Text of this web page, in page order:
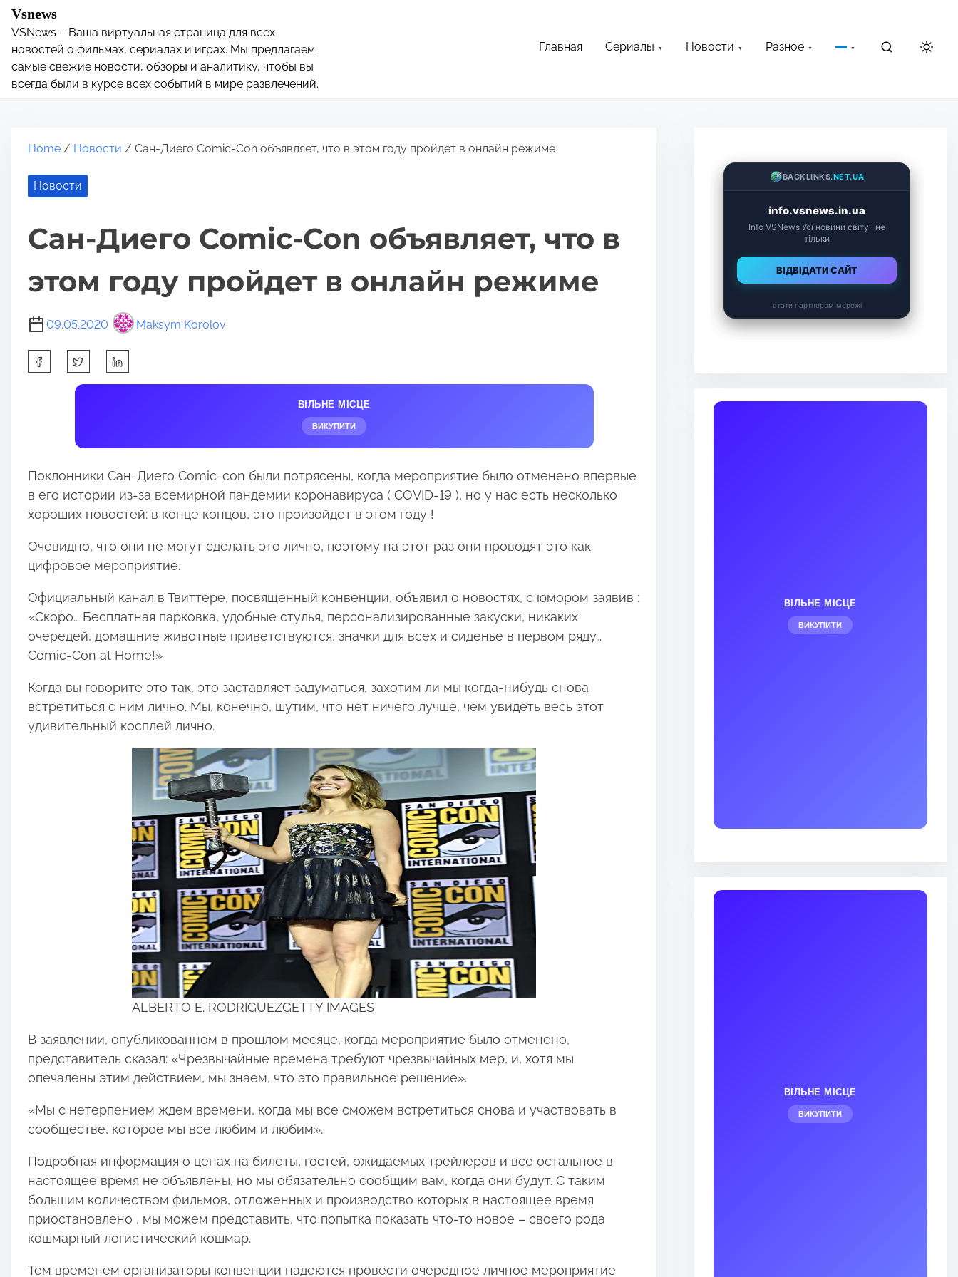
Vsnews
VSNews – Ваша виртуальная страница для всех
новостей о фильмах, сериалах и играх. Мы предлагаем
самые свежие новости, обзоры и аналитику, чтобы вы
всегда были в курсе всех событий в мире развлечений.
Главная Сериалы Новости Разное
Home/ Новости / Сан-Диего Comic-Con объявляет, что в этом году пройдет в онлайн режиме
Новости
Сан-Диего Comic-Con объявляет, что в
этом году пройдет в онлайн режиме
09.05.2020 Maksym Korolov
h
i
s
o
s
t
ВІЛЬНЕ МІСЦЕ
ВИКУПИТИ
Поклонники Сан-Диего Comic-con были потрясены, когда мероприятие было отменено впервые
в его истории из-за всемирной пандемии коронавируса ( COVID-19 ), но у нас есть несколько
хороших новостей: в конце концов, это произойдет в этом году !
Очевидно, что они не могут сделать это лично, поэтому на этот раз они проводят это как
цифровое мероприятие.
Официальный канал в Твиттере, посвященный конвенции, объявил о новостях, с юмором заявив :
«Скоро… Бесплатная парковка, удобные стулья, персонализированные закуски, никаких
очередей, домашние животные приветствуются, значки для всех и сиденье в первом ряду…
Comic-Con at Home!»
Когда вы говорите это так, это заставляет задуматься, захотим ли мы когда-нибудь снова
встретиться с ним лично. Мы, конечно, шутим, что нет ничего лучше, чем увидеть весь этот
удивительный косплей лично.
ALBERTO E. RODRIGUEZGETTY IMAGES
В заявлении, опубликованном в прошлом месяце, когда мероприятие было отменено,
представитель сказал: «Чрезвычайные времена требуют чрезвычайных мер, и, хотя мы
опечалены этим действием, мы знаем, что это правильное решение».
«Мы с нетерпением ждем времени, когда мы все сможем встретиться снова и участвовать в
сообществе, которое мы все любим и любим».
Подробная информация о ценах на билеты, гостей, ожидаемых трейлеров и все остальное в
настоящее время не объявлены, но мы обязательно сообщим вам, когда они будут. С таким
большим количеством фильмов, отложенных и производство которых в настоящее время
приостановлено , мы можем представить, что попытка показать что-то новое – своего рода
кошмарный логистический кошмар.
Тем временем организаторы конвенции надеются провести очередное личное мероприятие
ВІЛЬНЕ МІСЦЕ
ВИКУПИТИ
ВІЛЬНЕ МІСЦЕ
ВИКУПИТИ